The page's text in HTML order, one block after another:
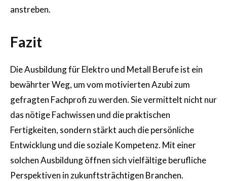
anstreben.
Fazit
Die Ausbildung für Elektro und Metall Berufe ist ein
bewährter Weg, um vom motivierten Azubi zum
gefragten Fachprofi zu werden. Sie vermittelt nicht nur
das nötige Fachwissen und die praktischen
Fertigkeiten, sondern stärkt auch die persönliche
Entwicklung und die soziale Kompetenz. Mit einer
solchen Ausbildung öffnen sich vielfältige berufliche
Perspektiven in zukunftsträchtigen Branchen.